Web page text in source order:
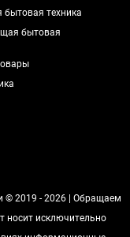
бытовая техника
бытовая
© 2019 - 2026 | Обращаем
носит исключительно